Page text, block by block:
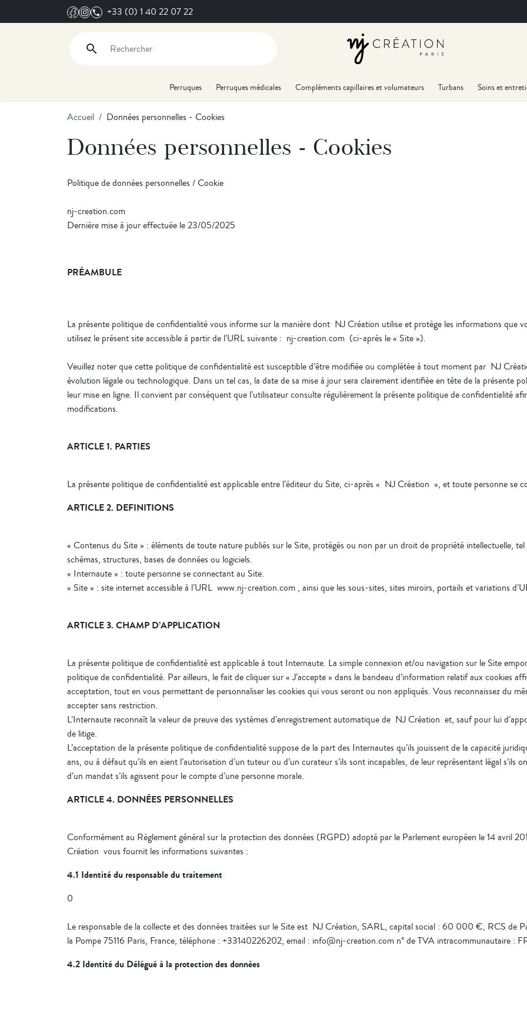
+33 (0) 1 40 22 07 22
search
Perruques Perruques médicales Compléments capillaires et volumateurs Turbans Soins et
Accueil Données personnelles - Cookies
Données personnelles - Cookies
Politique de données personnelles / Cookie
nj-creation.com
Dernière mise à jour effectuée le 23/05/2025
PRÉAMBULE
La présente politique de confidentialité vous informe sur la manière dont NJ Création utilise et protège les informations que
utilisez le présent site accessible à partir de l’URL suivante : nj-creation.com (ci-après le « Site »).
Veuillez noter que cette politique de confidentialité est susceptible d’être modifiée ou complétée à tout moment par NJ
évolution légale ou technologique. Dans un tel cas, la date de sa mise à jour sera clairement identifiée en tête de la présente
leur mise en ligne. Il convient par conséquent que l’utilisateur consulte régulièrement la présente politique de confidentialité
modifications.
ARTICLE 1. PARTIES
La présente politique de confidentialité est applicable entre l’éditeur du Site, ci-après « NJ Création », et toute personne se
ARTICLE 2. DEFINITIONS
« Contenus du Site » : éléments de toute nature publiés sur le Site, protégés ou non par un droit de propriété intellectuelle,
schémas, structures, bases de données ou logiciels.
« Internaute » : toute personne se connectant au Site.
« Site » : site internet accessible à l’URL www.nj-creation.com , ainsi que les sous-sites, sites miroirs, portails et variations
ARTICLE 3. CHAMP D’APPLICATION
La présente politique de confidentialité est applicable à tout Internaute. La simple connexion et/ou navigation sur le Site
politique de confidentialité. Par ailleurs, le fait de cliquer sur « J’accepte » dans le bandeau d’information relatif aux cookies
acceptation, tout en vous permettant de personnaliser les cookies qui vous seront ou non appliqués. Vous reconnaissez du
accepter sans restriction.
L’Internaute reconnaît la valeur de preuve des systèmes d’enregistrement automatique de NJ Création et, sauf pour lui
de litige.
L’acceptation de la présente politique de confidentialité suppose de la part des Internautes qu’ils jouissent de la capacité
ans, ou à défaut qu’ils en aient l’autorisation d’un tuteur ou d’un curateur s’ils sont incapables, de leur représentant légal s’ils
d’un mandat s’ils agissent pour le compte d’une personne morale.
ARTICLE 4. DONNÉES PERSONNELLES
Conformément au Règlement général sur la protection des données (RGPD) adopté par le Parlement européen le 14 avril
Création vous fournit les informations suivantes :
4.1 Identité du responsable du traitement
0
Le responsable de la collecte et des données traitées sur le Site est NJ Création, SARL, capital social : 60 000 €, RCS de
la Pompe 75116 Paris, France, téléphone : +33140226202, email : info@nj-creation.com n° de TVA intracommunautaire :
4.2 Identité du Délégué à la protection des données